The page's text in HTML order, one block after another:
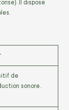
Il dispose
de
sonore.